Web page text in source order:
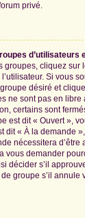
privé.
d’utilisateurs
groupes, cliquez sur
Si vous
désiré et
ne sont pas en
certains sont
est dit « Ouvert »,
dit « À la demande
nécessitera d’être
vous demander
décider s’il
groupe s’il